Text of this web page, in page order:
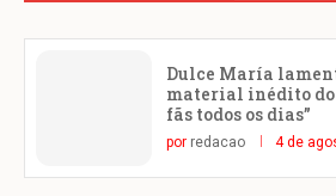
Dulce María
material inédito do
fãs todos os dias”
por redacao 4 de